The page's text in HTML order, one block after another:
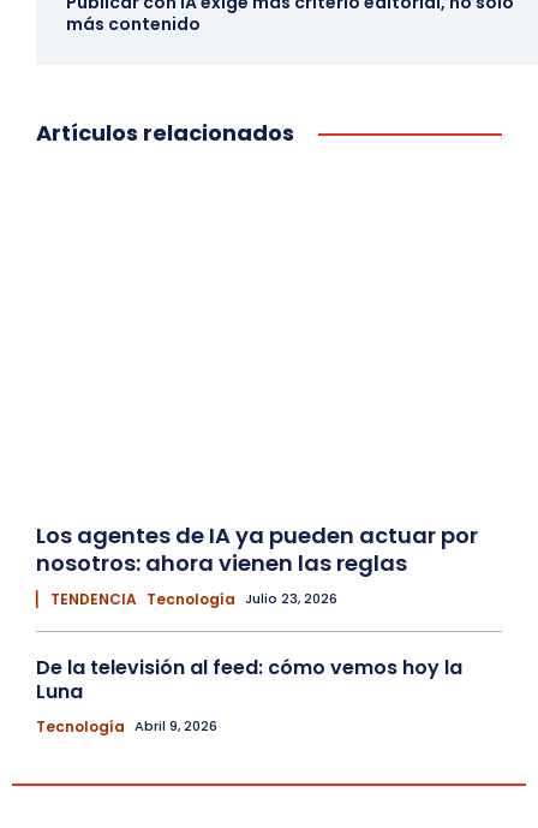
más contenido
Artículos relacionados
Los agentes de IA ya pueden actuar por
nosotros: ahora vienen las reglas
▏ TENDENCIA Tecnología Julio 23, 2026
De la televisión al feed: cómo vemos hoy la
Luna
Tecnología Abril 9, 2026